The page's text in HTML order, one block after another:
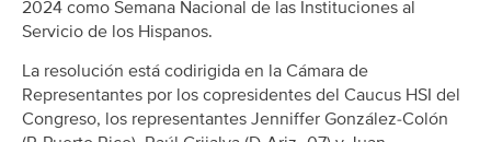
2024 como Semana Nacional de las Instituciones al
Servicio de los Hispanos.
La resolución está codirigida en la Cámara de
Representantes por los copresidentes del Caucus HSI del
Congreso, los representantes Jenniffer González-Colón